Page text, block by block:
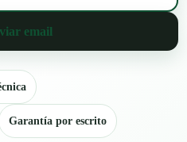
email
Garantía por escrito